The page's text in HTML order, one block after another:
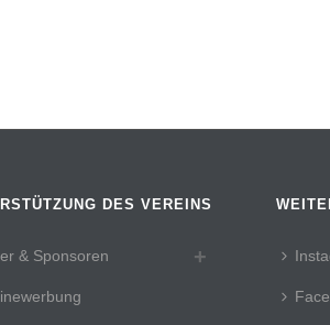
DES VEREINS
& Sponsoren